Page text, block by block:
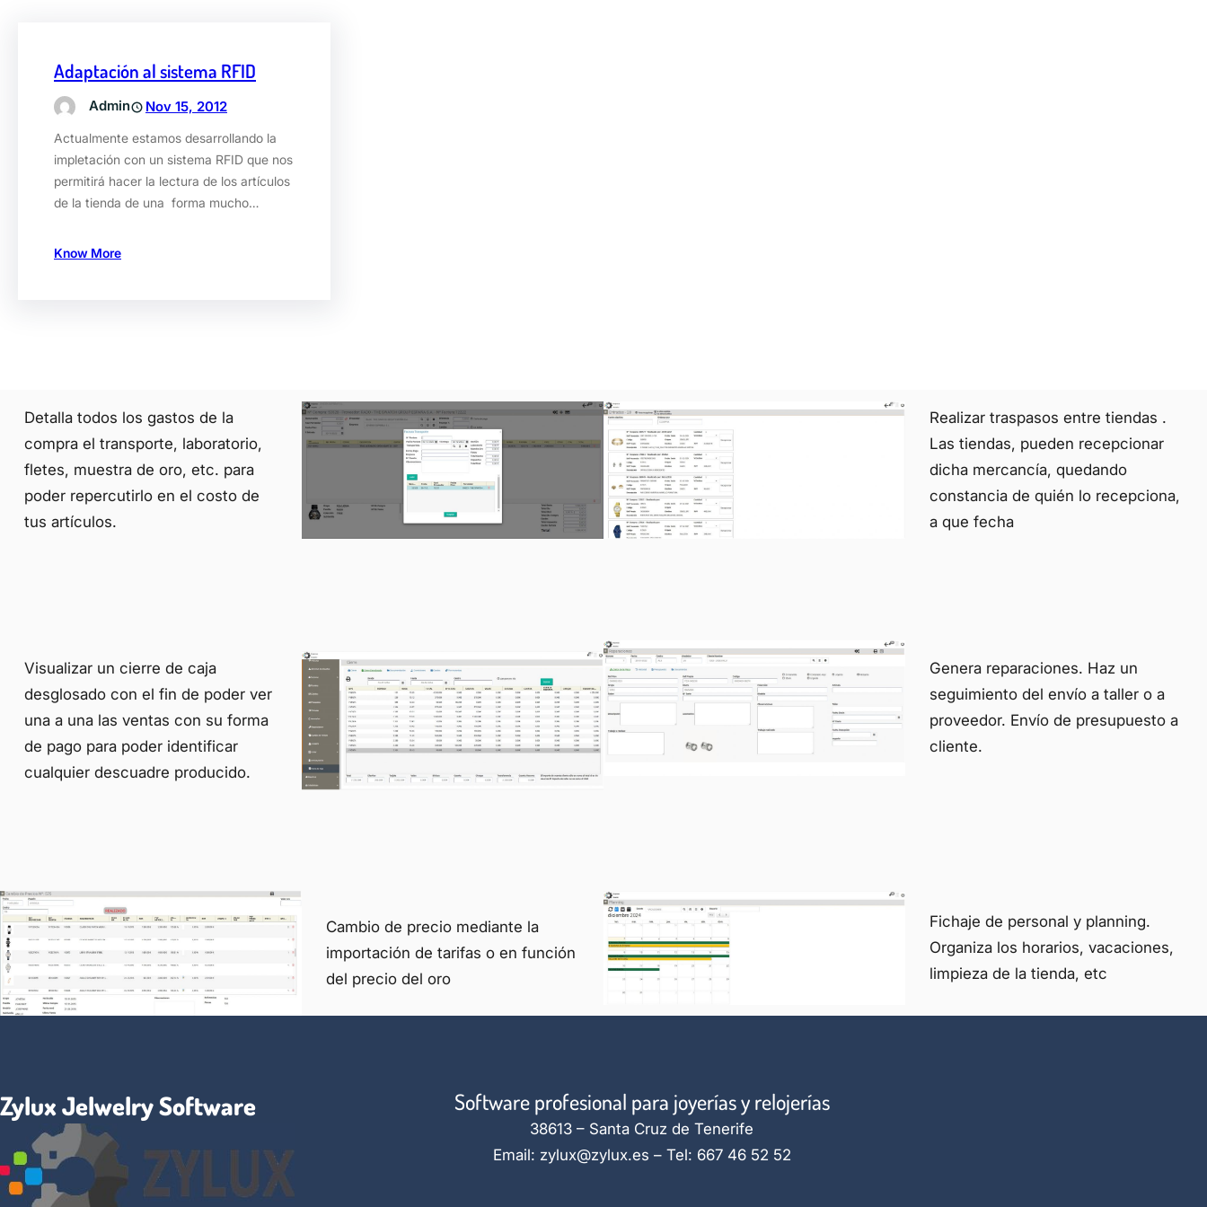
Adaptación al sistema RFID
Admin Nov 15, 2012
Actualmente estamos desarrollando la
impletación con un sistema RFID que nos
permitirá hacer la lectura de los artículos
de la tienda de una forma mucho…
Know More
Detalla todos los gastos de la
compra el transporte, laboratorio,
fletes, muestra de oro, etc. para
poder repercutirlo en el costo de
tus artículos.
Realizar traspasos entre tiendas .
Las tiendas, pueden recepcionar
dicha mercancía, quedando
constancia de quién lo recepciona,
a que fecha
Visualizar un cierre de caja
desglosado con el fin de poder ver
una a una las ventas con su forma
de pago para poder identificar
cualquier descuadre producido.
Genera reparaciones. Haz un
seguimiento del envío a taller o a
proveedor. Envío de presupuesto a
cliente.
Cambio de precio mediante la
importación de tarifas o en función
del precio del oro
Fichaje de personal y planning.
Organiza los horarios, vacaciones,
limpieza de la tienda, etc
Zylux Jelwelry Software Software profesional para joyerías y relojerías
38613 – Santa Cruz de Tenerife
Email: zylux@zylux.es – Tel: 667 46 52 52